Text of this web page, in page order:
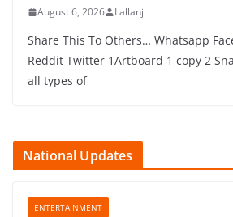
August 6, 2026 Lallanji
Share This To Others… Whatsapp
Reddit Twitter 1Artboard 1 copy 2
all types of
National Updates
ENTERTAINMENT